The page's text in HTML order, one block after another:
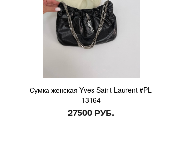
Сумка женская Yves Saint Laurent #PL-
13164
27500 РУБ.